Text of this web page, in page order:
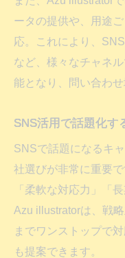
ータの提供や、用途
応。これにより、
など、様々なチャネ
能となり、問い合わ
SNS活用で話題化す
SNSで話題になるキ
社選びが非常に重要
「柔軟な対応力」「
Azu illustratorは、戦
までワンストップで
も提案できます。